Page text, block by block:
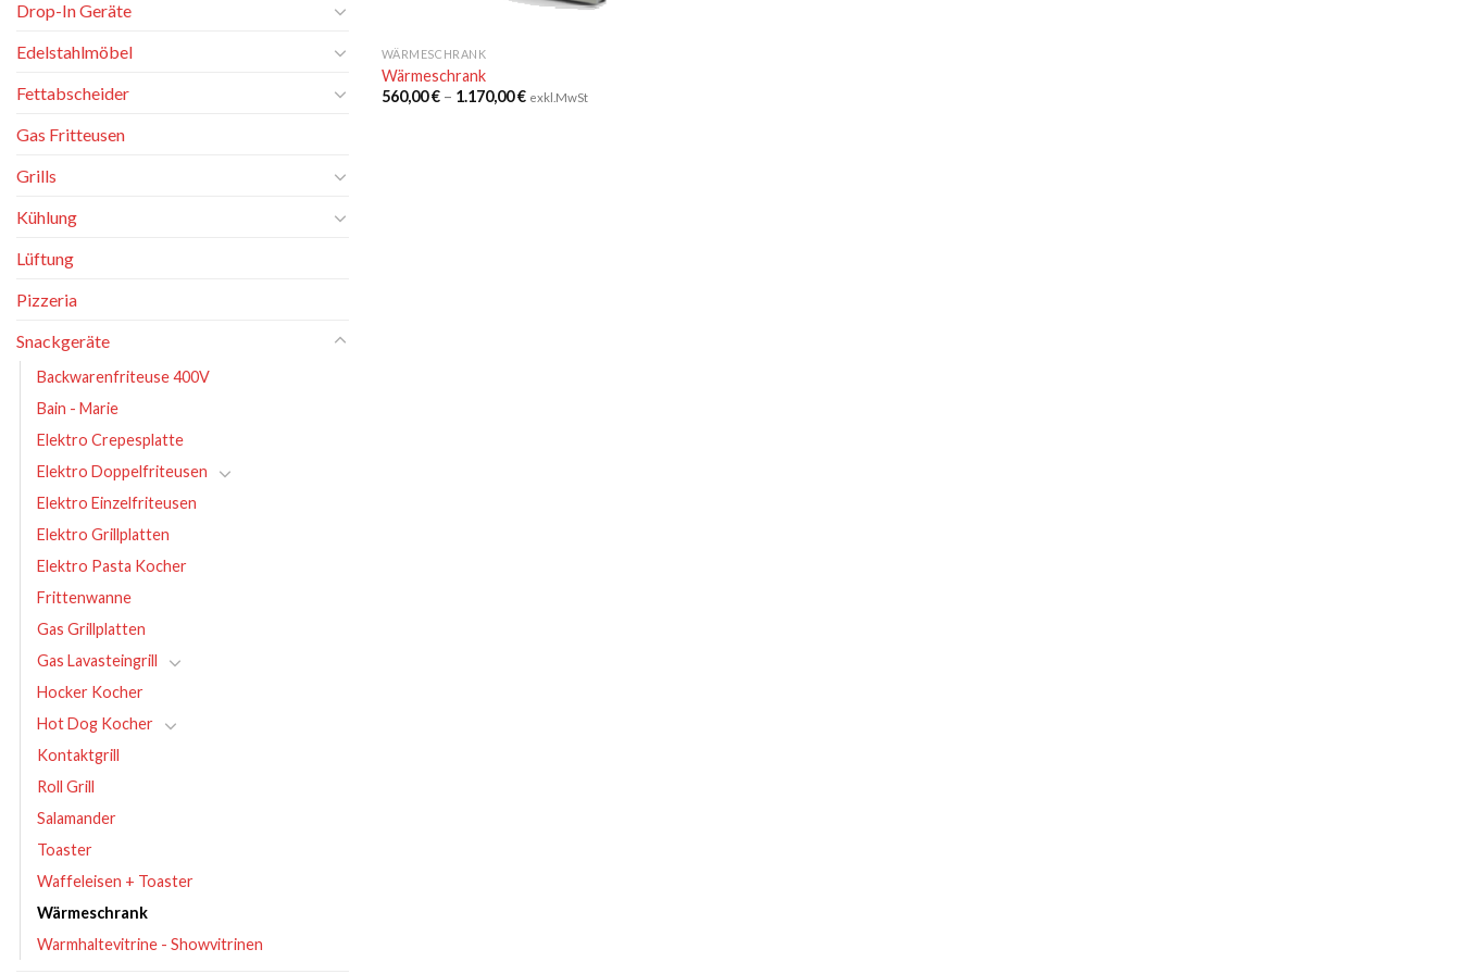
Drop-In Geräte
Edelstahlmöbel
Fettabscheider
Gas Fritteusen
Grills
Kühlung
Lüftung
Pizzeria
Snackgeräte
Backwarenfriteuse 400V
Bain - Marie
Elektro Crepesplatte
Elektro Doppelfriteusen
Elektro Einzelfriteusen
Elektro Grillplatten
Elektro Pasta Kocher
Frittenwanne
Gas Grillplatten
Gas Lavasteingrill
Hocker Kocher
Hot Dog Kocher
Kontaktgrill
Roll Grill
Salamander
Toaster
Waffeleisen + Toaster
Wärmeschrank
Warmhaltevitrine - Showvitrinen
WÄRMESCHRANK
Wärmeschrank
560,00€ – 1.170,00€Preisspanne:
exkl.MwSt